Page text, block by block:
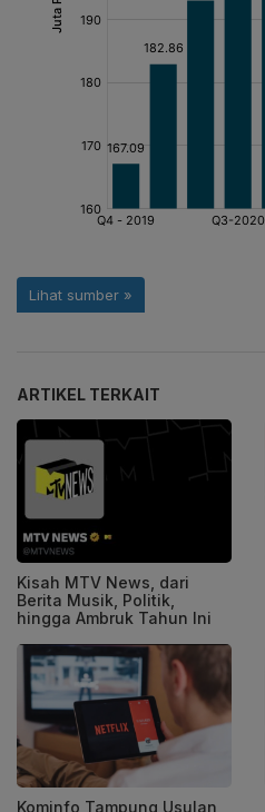
ARTIKEL TERKAIT
Kisah MTV News, dari
Berita Musik, Politik,
hingga Ambruk Tahun Ini
Kominfo Tampung Usulan